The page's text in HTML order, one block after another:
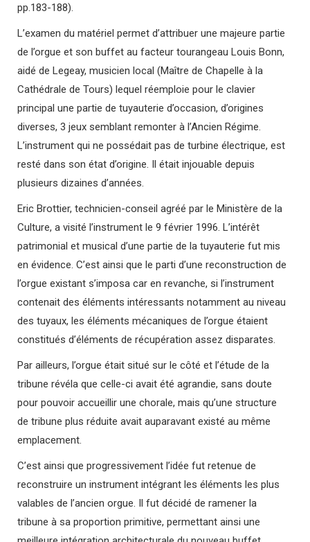
pp.183-188).
L’examen du matériel permet d’attribuer une majeure partie
de l’orgue et son buffet au facteur tourangeau Louis Bonn,
aidé de Legeay, musicien local (Maître de Chapelle à la
Cathédrale de Tours) lequel réemploie pour le clavier
principal une partie de tuyauterie d’occasion, d’origines
diverses, 3 jeux semblant remonter à l’Ancien Régime.
L’instrument qui ne possédait pas de turbine électrique, est
resté dans son état d’origine. Il était injouable depuis
plusieurs dizaines d’années.
Eric Brottier, technicien-conseil agréé par le Ministère de la
Culture, a visité l’instrument le 9 février 1996. L’intérêt
patrimonial et musical d’une partie de la tuyauterie fut mis
en évidence. C’est ainsi que le parti d’une reconstruction de
l’orgue existant s’imposa car en revanche, si l’instrument
contenait des éléments intéressants notamment au niveau
des tuyaux, les éléments mécaniques de l’orgue étaient
constitués d’éléments de récupération assez disparates.
Par ailleurs, l’orgue était situé sur le côté et l’étude de la
tribune révéla que celle-ci avait été agrandie, sans doute
pour pouvoir accueillir une chorale, mais qu’une structure
de tribune plus réduite avait auparavant existé au même
emplacement.
C’est ainsi que progressivement l’idée fut retenue de
reconstruire un instrument intégrant les éléments les plus
valables de l’ancien orgue. Il fut décidé de ramener la
tribune à sa proportion primitive, permettant ainsi une